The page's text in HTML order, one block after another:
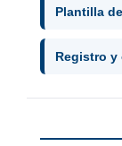
Plantilla
Registro